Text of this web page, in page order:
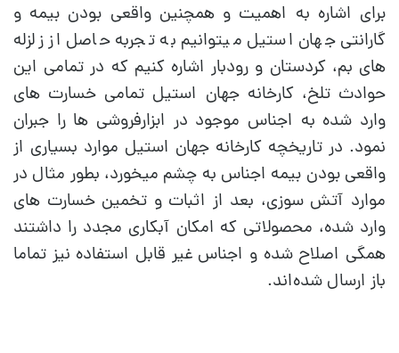
برای اشاره به اهمیت و همچنین واقعی بودن بیمه و
گارانتی جهان استیل میتوانیم به تجربه حاصل از زلزله
های بم، کردستان و رودبار اشاره کنیم که در تمامی این
حوادث تلخ، کارخانه جهان استیل تمامی خسارت های
وارد شده به اجناس موجود در ابزارفروشی ها را جبران
نمود. در تاریخچه کارخانه جهان استیل موارد بسیاری از
واقعی بودن بیمه اجناس به چشم میخورد، بطور مثال در
موارد آتش سوزی، بعد از اثبات و تخمین خسارت های
وارد شده، محصولاتی که امکان آبکاری مجدد را داشتند
همگی اصلاح شده و اجناس غیر قابل استفاده نیز تماما
باز ارسال شده‌اند.